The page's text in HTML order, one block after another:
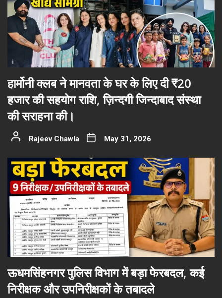
हार्मोनी क्लब ने मानवता के घर के लिए दी ₹20
हजार की सहयोग राशि, ज़िन्दगी जिन्दाबाद संस्था
की सराहना की।
Rajeev Chawla May 31, 2026
ऊधमसिंहनगर पुलिस विभाग में बड़ा फेरबदल, कई
निरीक्षक और उपनिरीक्षकों के तबादले